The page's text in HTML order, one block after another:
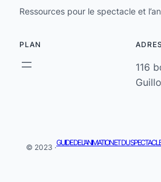
Ressources pour le spectacle et
PLAN
116
© 2023 ·
GUIDE DE L'ANIMATION ET DU